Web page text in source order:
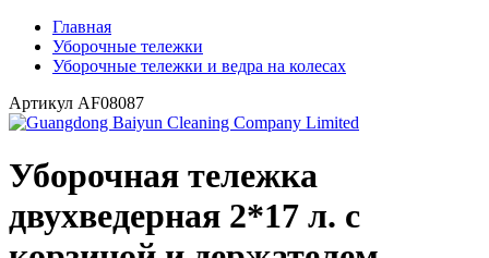
Главная
Уборочные тележки
Уборочные тележки и ведра на колесах
Артикул AF08087
Уборочная тележка
двухведерная 2*17 л. с